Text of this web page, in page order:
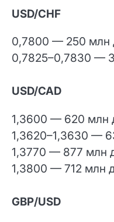
USD/CHF
0,7800 — 250 млн
0,7825–0,7830 —
USD/CAD
1,3600 — 620 млн
1,3620–1,3630 —
1,3770 — 877 млн
1,3800 — 712 млн
GBP/USD